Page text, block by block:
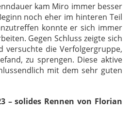
kam Miro immer besser
noch eher im hinteren Teil
konnte er sich immer
Gegen Schluss zeigte sich
versuchte die Verfolgergruppe,
zu sprengen. Diese aktive
mit dem sehr guten
– solides Rennen von Florian